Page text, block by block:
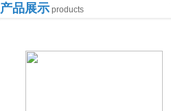
产品展示 products